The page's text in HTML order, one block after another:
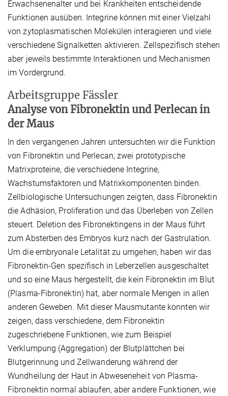
Erwachsenenalter und bei Krankheiten entscheidende
Funktionen ausüben. Integrine können mit einer Vielzahl
von zytoplasmatischen Molekülen interagieren und viele
verschiedene Signalketten aktivieren. Zellspezifisch stehen
aber jeweils bestimmte Interaktionen und Mechanismen
im Vordergrund.
Arbeitsgruppe Fässler
Analyse von Fibronektin und Perlecan in
der Maus
In den vergangenen Jahren untersuchten wir die Funktion
von Fibronektin und Perlecan, zwei prototypische
Matrixproteine, die verschiedene Integrine,
Wachstumsfaktoren und Matrixkomponenten binden.
Zellbiologische Untersuchungen zeigten, dass Fibronektin
die Adhäsion, Proliferation und das Überleben von Zellen
steuert. Deletion des Fibronektingens in der Maus führt
zum Absterben des Embryos kurz nach der Gastrulation.
Um die embryonale Letalität zu umgehen, haben wir das
Fibronektin-Gen spezifisch in Leberzellen ausgeschaltet
und so eine Maus hergestellt, die kein Fibronektin im Blut
(Plasma-Fibronektin) hat, aber normale Mengen in allen
anderen Geweben. Mit dieser Mausmutante konnten wir
zeigen, dass verschiedene, dem Fibronektin
zugeschriebene Funktionen, wie zum Beispiel
Verklumpung (Aggregation) der Blutplättchen bei
Blutgerinnung und Zellwanderung während der
Wundheilung der Haut in Abweseneheit von Plasma-
Fibronektin normal ablaufen, aber andere Funktionen, wie